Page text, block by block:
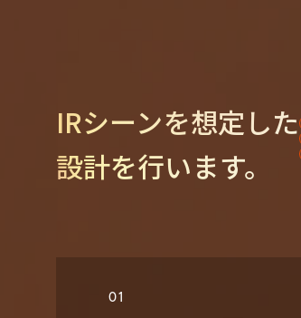
IRシーンを想定した
設計を行います。
01